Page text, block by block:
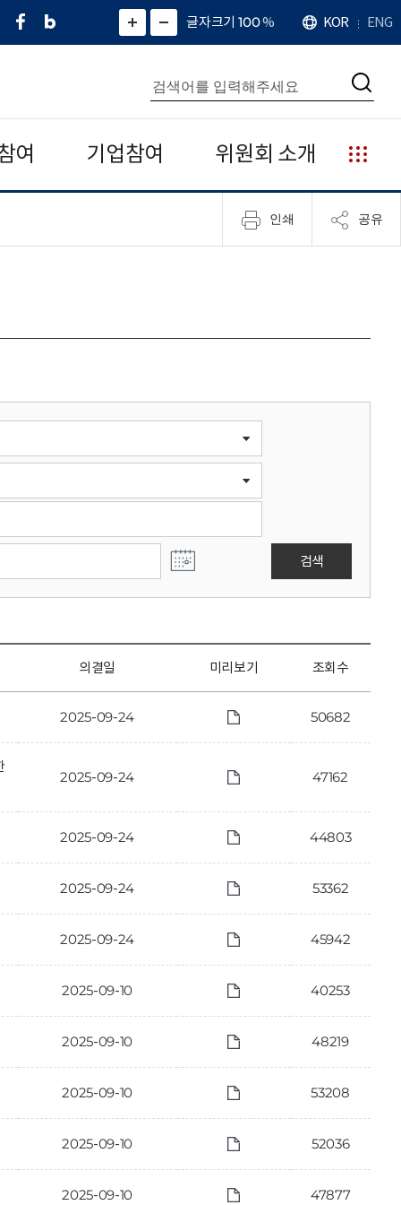
페
네
그
)
화
면
면
소
확
대
치
글자크기 100%
언
어
KOR ENG
통
합
검
색
검
여 기업참여 위원회 소개
누
리
집
안
인쇄 공유
검색
의결일 미리보기 조회수
2025-09-24 50682
2025-09-24 47162
2025-09-24 44803
2025-09-24 53362
2025-09-24 45942
2025-09-10 40253
2025-09-10 48219
2025-09-10 53208
2025-09-10 52036
2025-09-10 47877